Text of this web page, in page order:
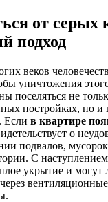
от серых
подход
веков
уничтожения
поселяться не
постройках, но
Если в квартире
о
подвалов,
С
укрытие и могут